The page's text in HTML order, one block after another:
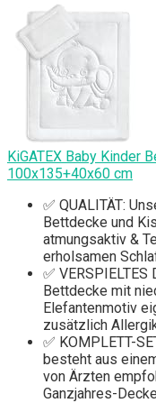
KiGATEX Baby Kinder
100x135+40x60 cm
✅ QUALITÄT:
Bettdecke und
atmungsaktiv &
erholsamen
✅
Bettdecke mit
Elefantenmotiv
zusätzlich
✅ KOMPLETT-
besteht aus
von Ärzten
Ganzjahres-